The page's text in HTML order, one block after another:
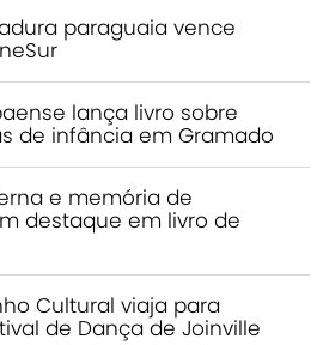
paraguaia vence
lança livro sobre
de infância em Gramado
e memória de
destaque em livro de
Cultural viaja para
de Dança de Joinville